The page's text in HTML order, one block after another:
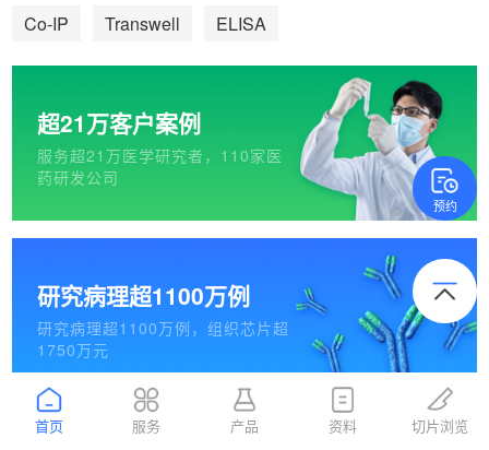
预约
Co-IP
Transwell ELISA
超21万客户案例
服务超21万医学研究者，110家医
药研发公司
研究病理超1100万例
研究病理超1100万例，组织芯片超
1750万元
首页 服务 产品 资料 切片浏览